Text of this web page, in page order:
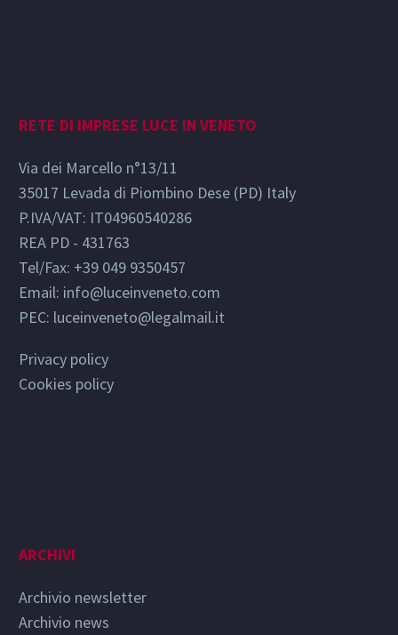
RETE DI IMPRESE LUCE IN VENETO
Via dei Marcello n°13/11
35017 Levada di Piombino Dese (PD) Italy
P.IVA/VAT: IT04960540286
REA PD - 431763
Tel/Fax: +39 049 9350457
Email: info@luceinveneto.com
PEC: luceinveneto@legalmail.it
Privacy policy
Cookies policy
ARCHIVI
Archivio newsletter
Archivio news